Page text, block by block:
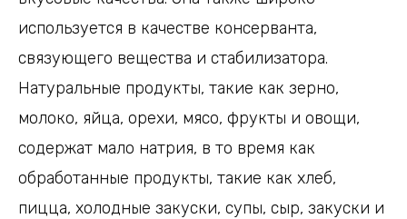
используется в качестве консерванта,
связующего вещества и стабилизатора.
Натуральные продукты, такие как зерно,
молоко, яйца, орехи, мясо, фрукты и овощи,
содержат мало натрия, в то время как
обработанные продукты, такие как хлеб,
пицца, холодные закуски, супы, сыр, закуски и